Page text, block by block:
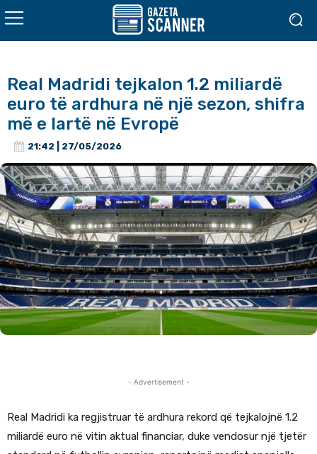
Real Madridi tejkalon 1.2 miliardë
euro të ardhura në një sezon, shifra
më e lartë në Evropë
21:42 | 27/05/2026
- Advertisement -
Real Madridi ka regjistruar të ardhura rekord që tejkalojnë 1.2
miliardë euro në vitin aktual financiar, duke vendosur një tjetër